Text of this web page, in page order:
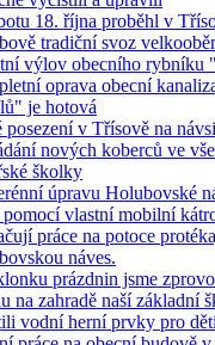
18. října proběhl v
tradiční svoz
výlov obecního rybníku
oprava obecní
je hotová
posezení v Třísově na
nových koberců ve
školky
úpravu Holubovské
vlastní mobilní
práce na potoce
náves.
prázdnin jsme
na zahradě naší základní
vodní herní prvky pro